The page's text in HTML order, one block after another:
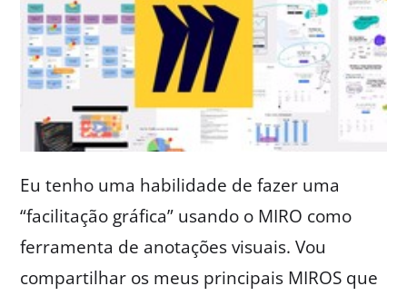
Eu tenho uma habilidade de fazer uma
“facilitação gráfica” usando o MIRO como
ferramenta de anotações visuais. Vou
compartilhar os meus principais MIROS que